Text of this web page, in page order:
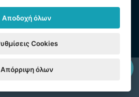
s.r.o. All rights reserved.
Αποδοχή όλων
Cookies
Απόρριψη όλων